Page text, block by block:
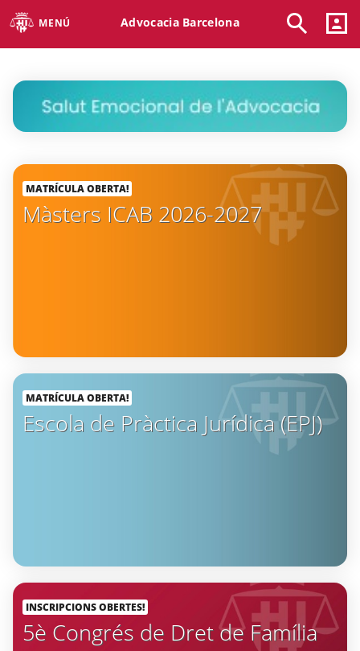
MENÚ Advocacia Barcelona
MATRÍCULA OBERTA!
Màsters ICAB 2026-2027
MATRÍCULA OBERTA!
Escola de Pràctica Jurídica (EPJ)
INSCRIPCIONS OBERTES!
5è Congrés de Dret de Família